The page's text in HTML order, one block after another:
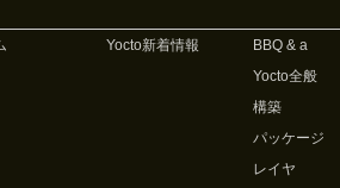
Yocto新着情報
BBQ & a
Yocto全般
構築
パッケージ
レイヤ